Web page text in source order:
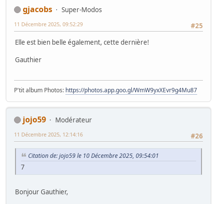
gjacobs
Super-Modos
#25
11 Décembre 2025, 09:52:29
Elle est bien belle également, cette dernière!
Gauthier
P'tit album Photos: https://photos.app.goo.gl/WmW9yxXEvr9g4Mu87
jojo59
Modérateur
#26
11 Décembre 2025, 12:14:16
Citation de: jojo59 le 10 Décembre 2025, 09:54:01
7
Bonjour Gauthier,